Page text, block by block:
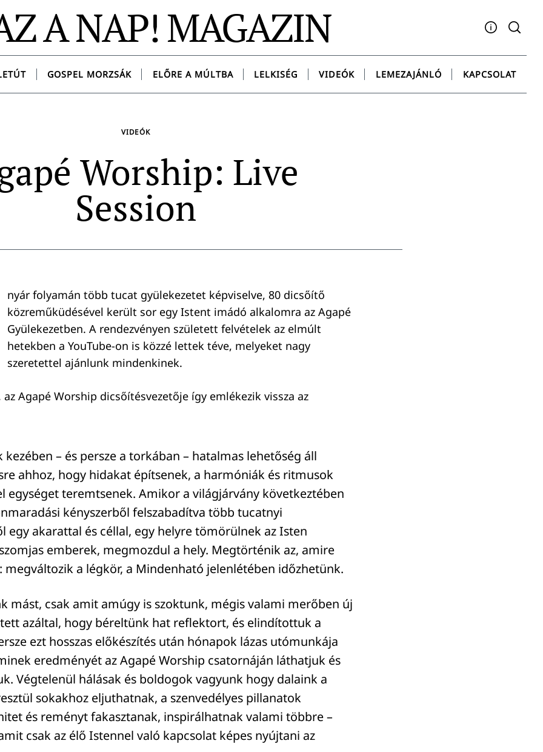
A NAP! MAGAZIN
Facebook
YouTubeInstagram
TwitterSpotify
GOSPEL MORZSÁK ELŐRE A MÚLTBA LELKISÉG VIDEÓK LEMEZAJÁNLÓ KAPCSOLAT
VIDEÓK
Worship: Live
Session
nyár folyamán több tucat gyülekezetet képviselve, 80 dicsőítő
közreműküdésével került sor egy Istent imádó alkalomra az Agapé
Gyülekezetben. A rendezvényen született felvételek az elmúlt
hetekben a YouTube-on is közzé lettek téve, melyeket nagy
szeretettel ajánlunk mindenkinek.
az Agapé Worship dicsőítésvezetője így emlékezik vissza az
kezében – és persze a torkában – hatalmas lehetőség áll
ahhoz, hogy hidakat építsenek, a harmóniák és ritmusok
egységet teremtsenek. Amikor a világjárvány következtében
kényszerből felszabadítva több tucatnyi
egy akarattal és céllal, egy helyre tömörülnek az Isten
emberek, megmozdul a hely. Megtörténik az, amire
megváltozik a légkör, a Mindenható jelenlétében időzhetünk.
mást, csak amit amúgy is szoktunk, mégis valami merőben új
azáltal, hogy béreltünk hat reflektort, és elindítottuk a
ezt hosszas előkészítés után hónapok lázas utómunkája
eredményét az Agapé Worship csatornáján láthatjuk és
Végtelenül hálásak és boldogok vagyunk hogy dalaink a
sokakhoz eljuthatnak, a szenvedélyes pillanatok
és reményt fakasztanak, inspirálhatnak valami többre –
csak az élő Istennel való kapcsolat képes nyújtani az